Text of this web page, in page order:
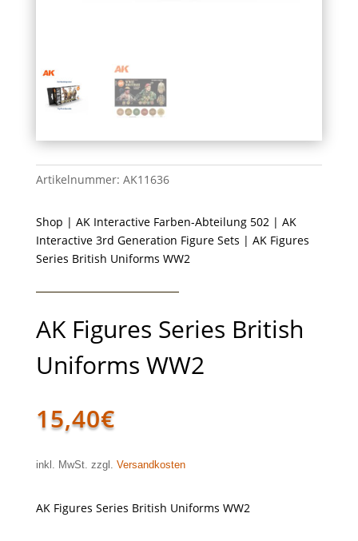
Artikelnummer: AK11636
Shop | AK Interactive Farben-Abteilung 502| AK
Interactive 3rd Generation Figure Sets | AK Figures
Series British Uniforms WW2
AK Figures Series British
Uniforms WW2
15,40€
inkl. MwSt. zzgl. Versandkosten
AK Figures Series British Uniforms WW2